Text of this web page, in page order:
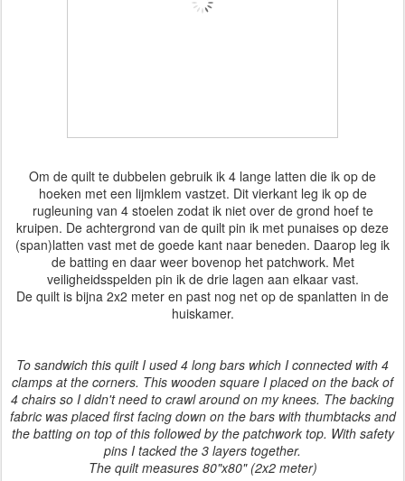
Om de quilt te dubbelen gebruik ik 4 lange latten die ik op de
hoeken met een lijmklem vastzet. Dit vierkant leg ik op de
rugleuning van 4 stoelen zodat ik niet over de grond hoef te
kruipen. De achtergrond van de quilt pin ik met punaises op deze
(span)latten vast met de goede kant naar beneden. Daarop leg ik
de batting en daar weer bovenop het patchwork. Met
veiligheidsspelden pin ik de drie lagen aan elkaar vast.
De quilt is bijna 2x2 meter en past nog net op de spanlatten in de
huiskamer.
To sandwich this quilt I used 4 long bars which I connected with 4
clamps at the corners. This wooden square I placed on the back of
4 chairs so I didn't need to crawl around on my knees. The backing
fabric was placed first facing down on the bars with thumbtacks and
the batting on top of this followed by the patchwork top. With safety
pins I tacked the 3 layers together.
The quilt measures 80"x80" (2x2 meter)